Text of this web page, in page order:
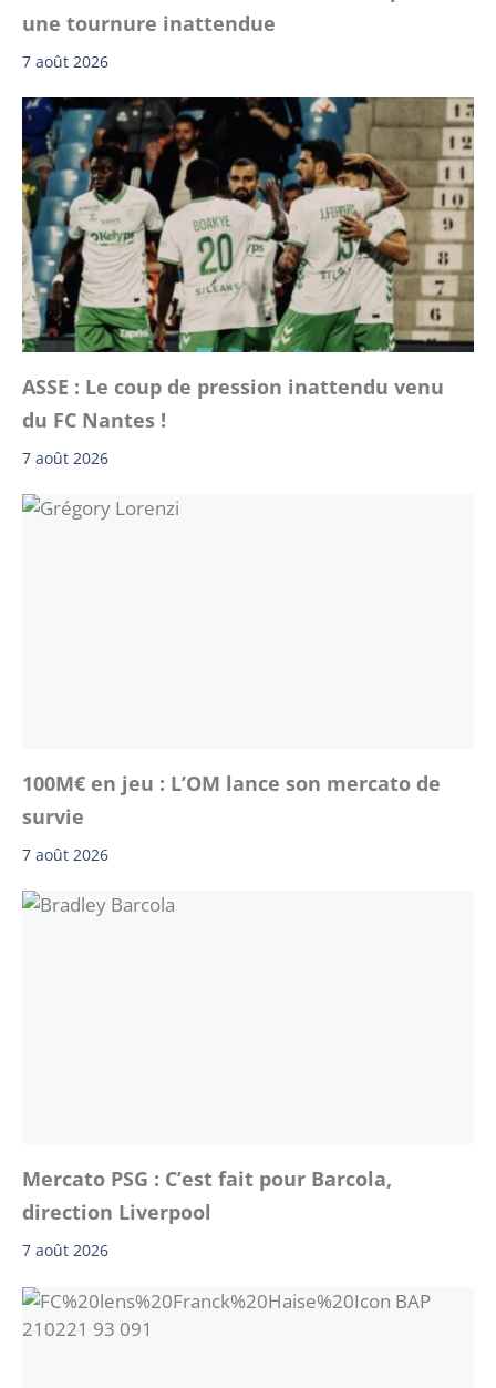
une tournure inattendue
7 août 2026
ASSE : Le coup de pression inattendu venu
du FC Nantes !
7 août 2026
100M€ en jeu : L’OM lance son mercato de
survie
7 août 2026
Mercato PSG : C’est fait pour Barcola,
direction Liverpool
7 août 2026